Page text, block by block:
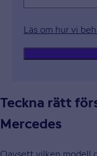
Läs om hur vi
Teckna rätt
Mercedes